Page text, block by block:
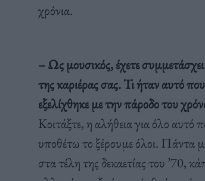
χρόνια.
– Ως μουσικός, έχετε
της καριέρας σας. Τι ήταν αυτό
εξελίχθηκε με την πάροδο του
Κοιτάξτε, η αλήθεια για όλο αυτό
υποθέτω το ξέρουμε όλοι. Πάντα
στα τέλη της δεκαετίας του ’70,